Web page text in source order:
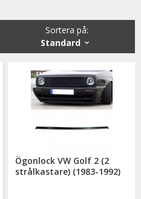
och om du har några frågor
själva har ett brinnande
och svarar gladeligen på era
09 - 16 kan ni nå oss via
Sortera på:
Standard
Ögonlock VW Golf 2 (2
strålkastare) (1983-1992)